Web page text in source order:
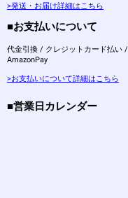
>発送・お届け詳細はこちら
■お支払いについて
代金引換 / クレジットカード払い
AmazonPay
>お支払いについて詳細はこちら
■営業日カレンダー